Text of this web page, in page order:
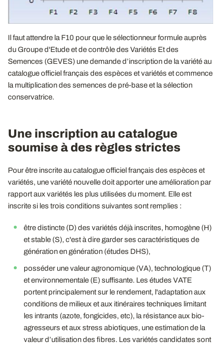
Il faut attendre la F10 pour que le sélectionneur formule auprès
du Groupe d'Etude et de contrôle des Variétés Et des
Semences (GEVES) une demande d’inscription de la variété au
catalogue officiel français des espèces et variétés et commence
la multiplication des semences de pré-base et la sélection
conservatrice.
Une inscription au catalogue
soumise à des règles strictes
Pour être inscrite au catalogue officiel français des espèces et
variétés, une variété nouvelle doit apporter une amélioration par
rapport aux variétés les plus utilisées du moment. Elle est
inscrite si les trois conditions suivantes sont remplies :
être distincte (D) des variétés déjà inscrites, homogène (H)
et stable (S), c'est à dire garder ses caractéristiques de
génération en génération (études DHS),
posséder une valeur agronomique (VA), technologique (T)
et environnementale (E) suffisante. Les études VATE
portent principalement sur le rendement, l'adaptation aux
conditions de milieux et aux itinéraires techniques limitant
les intrants (azote, fongicides, etc), la résistance aux bio-
agresseurs et aux stress abiotiques, une estimation de la
valeur d’utilisation des fibres. Les variétés candidates sont